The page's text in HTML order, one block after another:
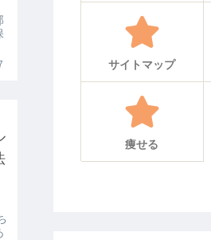
サイトマップ
痩せる